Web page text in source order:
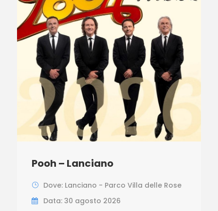
Pooh – Lanciano
Dove: Lanciano - Parco Villa delle Rose
Data: 30 agosto 2026